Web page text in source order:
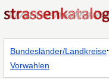
Bundesländer/Landkreise·
Vorwahlen